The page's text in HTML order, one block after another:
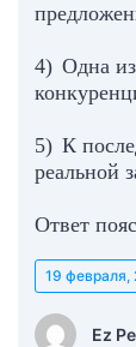
4) Одна
5) К
реальной
Ответ
Ez
19 февраля,